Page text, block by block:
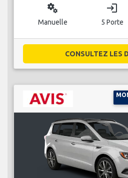
miscellaneous_services
Manuelle
login
5 Porte
CONSULTEZ LES